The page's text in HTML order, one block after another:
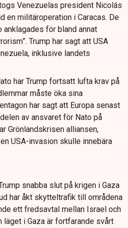
Venezuelas president Nicolás
en militäroperation i Caracas. De
för bland annat
Trump har sagt att USA
inklusive landets
har Trump fortsatt lufta krav på
måste öka sina
har sagt att Europa senast
av ansvaret för Nato på
Grönlandskrisen alliansen,
USA-invasion skulle innebära
snabba slut på krigen i Gaza
har åkt skytteltrafik till områdena
ett fredsavtal mellan Israel och
läget i Gaza är fortfarande svårt